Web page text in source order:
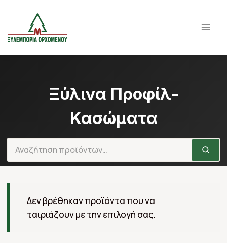
περιεχόμενο
Ξύλινα Προφίλ-
Κασώματα
Δεν βρέθηκαν προϊόντα που να
ταιριάζουν με την επιλογή σας.